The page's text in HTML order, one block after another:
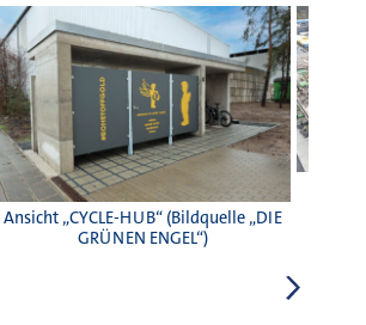
Ansicht „CYCLE-HUB“ (Bildquelle „DIE
GRÜNEN ENGEL“)